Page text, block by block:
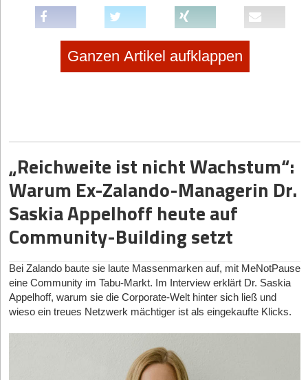
Ganzen Artikel aufklappen
„Reichweite ist nicht Wachstum“:
Warum Ex-Zalando-Managerin Dr.
Saskia Appelhoff heute auf
Community-Building setzt
Bei Zalando baute sie laute Massenmarken auf, mit MeNotPause
eine Community im Tabu-Markt. Im Interview erklärt Dr. Saskia
Appelhoff, warum sie die Corporate-Welt hinter sich ließ und
wieso ein treues Netzwerk mächtiger ist als eingekaufte Klicks.